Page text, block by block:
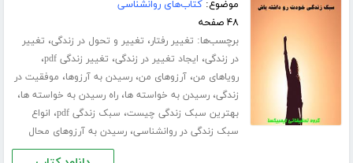
موضوع:کتاب‌های روانشناسی
۴۸ صفحه
برچسب‌ها: تغییر رفتار، تغییر و تحول در زندگی، تغییر
در زندگی، ایجاد تغییر در زندگی، تغییر زندگی pdf ،
رویاهای من،آرزوهای من،رسیدن به آرزوها، موفقیت در
زندگی،رسیدن به خواسته ها،راه رسیدن به خواسته ها،
بهترین سبک زندگی چیست، سبک زندگی pdf ، انواع
سبک زندگی در روانشناسی،رسیدن به آرزوهای محال